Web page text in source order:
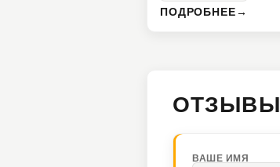
ПОДРОБНЕЕ→
ОТЗЫВЫ
ВАШЕ ИМЯ